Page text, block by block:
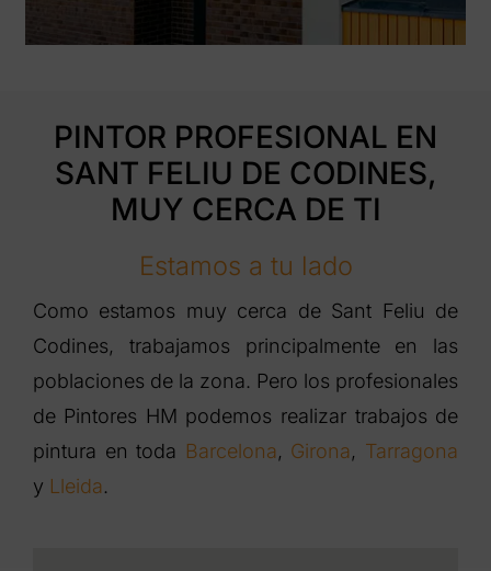
PINTOR PROFESIONAL EN
SANT FELIU DE CODINES,
MUY CERCA DE TI
Estamos a tu lado
Como estamos muy cerca de Sant Feliu de
Codines, trabajamos principalmente en las
poblaciones de la zona. Pero los profesionales
de Pintores HM podemos realizar trabajos de
pintura en toda Barcelona, Girona, Tarragona
y Lleida.